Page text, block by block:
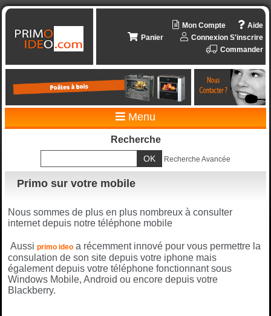
Aide
Mon Compte
Connexion S'inscrire
Panier
Commander
Menu
Recherche
Recherche Avancée
Primo sur votre mobile
Nous sommes de plus en plus nombreux à consulter
internet depuis notre téléphone mobile
Aussi primo ideo a récemment innové pour vous permettre la
consulation de son site depuis votre iphone mais
également depuis votre téléphone fonctionnant sous
Windows Mobile, Android ou encore depuis votre
Blackberry.